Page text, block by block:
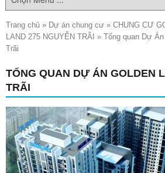
Trang chủ » Dự án chung cư » CHUNG CƯ
LAND 275 NGUYỄN TRÃI » Tổng quan Dự
Trãi
TỔNG QUAN DỰ ÁN GOLDEN
TRÃI